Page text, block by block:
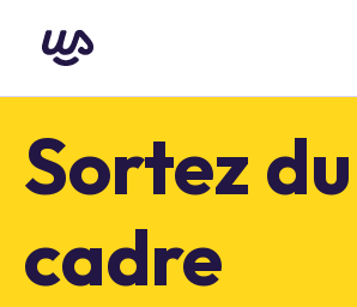
Sortez du
cadre